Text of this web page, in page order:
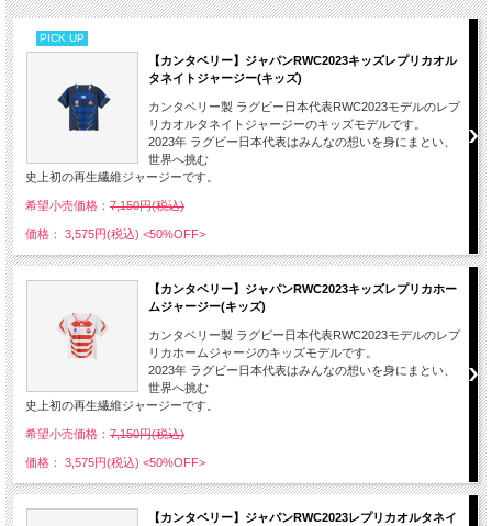
PICK UP
【カンタベリー】ジャパンRWC2023キッズレプリカオル
タネイトジャージー(キッズ)
カンタベリー製 ラグビー日本代表RWC2023モデルのレプ
リカオルタネイトジャージーのキッズモデルです。
2023年 ラグビー日本代表はみんなの想いを身にまとい、
世界へ挑む
史上初の再生繊維ジャージーです。
希望小売価格： 7,150円(税込)
価格： 3,575円(税込) <50%OFF>
【カンタベリー】ジャパンRWC2023キッズレプリカホー
ムジャージー(キッズ)
カンタベリー製 ラグビー日本代表RWC2023モデルのレプ
リカホームジャージのキッズモデルです。
2023年 ラグビー日本代表はみんなの想いを身にまとい、
世界へ挑む
史上初の再生繊維ジャージーです。
希望小売価格： 7,150円(税込)
価格： 3,575円(税込) <50%OFF>
【カンタベリー】ジャパンRWC2023レプリカオルタネイ